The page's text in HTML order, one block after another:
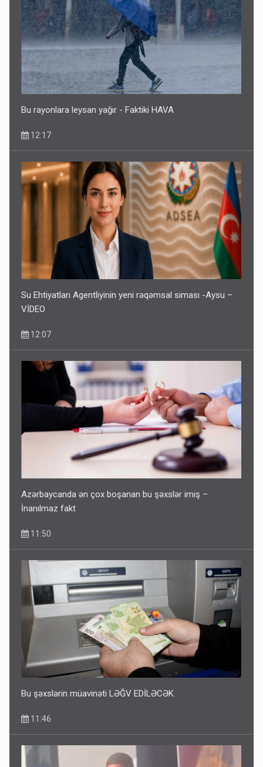
Bu rayonlara leysan yağır - Faktiki HAVA
12:17
Su Ehtiyatları Agentliyinin yeni rəqəmsal siması -Aysu –
VİDEO
12:07
Azərbaycanda ən çox boşanan bu şəxslər imiş –
İnanılmaz fakt
11:50
Bu şəxslərin müavinəti LƏĞV EDİLƏCƏK
11:46